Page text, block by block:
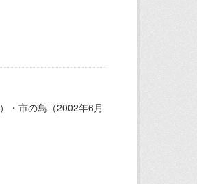
・市の鳥（2002年6月